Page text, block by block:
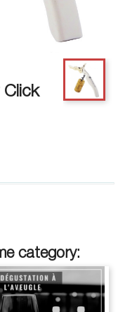
Click
category: